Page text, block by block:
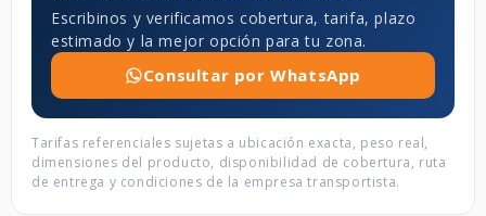
Escribinos y verificamos cobertura, tarifa, plazo
estimado y la mejor opción para tu zona.
Consultar por WhatsApp
Tarifas referenciales sujetas a ubicación exacta, peso real,
dimensiones del producto, disponibilidad de cobertura, ruta
de entrega y condiciones de la empresa transportista.